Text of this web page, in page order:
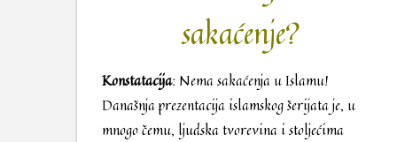
sakaćenje?
Konstatacija: Nema sakaćenja u Islamu!
Današnja prezentacija islamskog šerijata je, u
mnogo čemu, ljudska tvorevina i stoljećima